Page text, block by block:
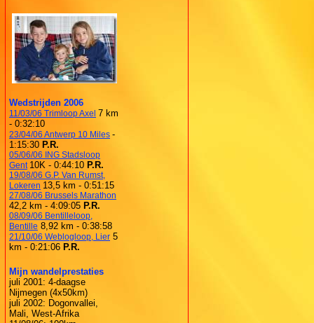
Wedstrijden 2006
11/03/06 Trimloop Axel 7 km
- 0:32:10
23/04/06 Antwerp 10 Miles -
1:15:30 P.R.
05/06/06 ING Stadsloop
Gent 10K - 0:44:10 P.R.
19/08/06 G.P. Van Rumst,
Lokeren 13,5 km - 0:51:15
27/08/06 Brussels Marathon
42,2 km - 4:09:05 P.R.
08/09/06 Bentilleloop,
Bentille 8,92 km - 0:38:58
21/10/06 Weblogloop, Lier 5
km - 0:21:06 P.R.
Mijn wandelprestaties
juli 2001: 4-daagse
Nijmegen (4x50km)
juli 2002: Dogonvallei,
Mali, West-Afrika